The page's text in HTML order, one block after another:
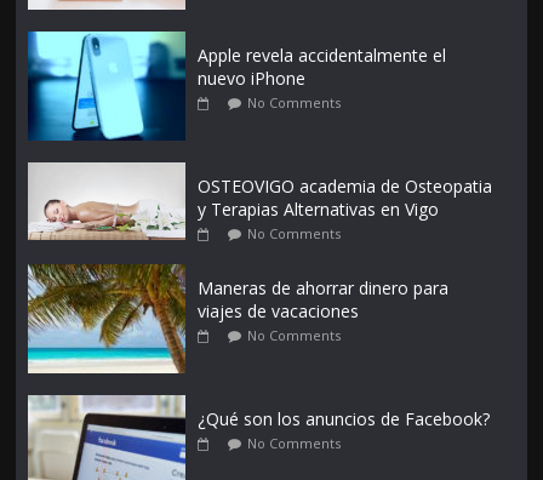
Apple revela accidentalmente el
nuevo iPhone
No Comments
OSTEOVIGO academia de Osteopatia
y Terapias Alternativas en Vigo
No Comments
Maneras de ahorrar dinero para
viajes de vacaciones
No Comments
¿Qué son los anuncios de Facebook?
No Comments